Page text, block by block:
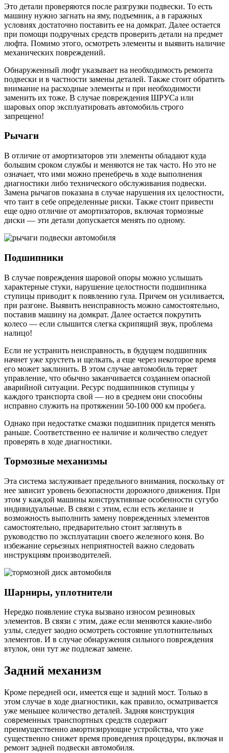
Это детали проверяются после разгрузки подвески. То есть
машину нужно загнать на яму, подъемник, а в гаражных
условиях достаточно поставить ее на домкрат. Далее остается
при помощи подручных средств проверить детали на предмет
люфта. Помимо этого, осмотреть элементы и выявить наличие
механических повреждений.
Обнаруженный люфт указывает на необходимость ремонта
подвески и в частности замены деталей. Также стоит обратить
внимание на расходные элементы и при необходимости
заменить их тоже. В случае повреждения ШРУСа или
шаровых опор эксплуатировать автомобиль строго
запрещено!
Рычаги
В отличие от амортизаторов эти элементы обладают куда
большим сроком службы и меняются не так часто. Но это не
означает, что ими можно пренебречь в ходе выполнения
диагностики либо технического обслуживания подвески.
Замена рычагов показана в случае нарушения их целостности,
что таит в себе определенные риски. Также стоит привести
еще одно отличие от амортизаторов, включая тормозные
диски — эти детали допускается менять по одному.
Подшипники
В случае повреждения шаровой опоры можно услышать
характерные стуки, нарушение целостности подшипника
ступицы приводит к появлению гула. Причем он усиливается,
при разгоне. Выявить неисправность можно самостоятельно,
поставив машину на домкрат. Далее остается покрутить
колесо — если слышится слегка скрипящий звук, проблема
налицо!
Если не устранить неисправность, в будущем подшипник
начнет уже хрустеть и щелкать, а еще через некоторое время
его может заклинить. В этом случае автомобиль теряет
управление, что обычно заканчивается созданием опасной
аварийной ситуации. Ресурс подшипников ступицы у
каждого транспорта свой — но в среднем они способны
исправно служить на протяжении 50-100 000 км пробега.
Однако при недостатке смазки подшипник придется менять
раньше. Соответственно ее наличие и количество следует
проверять в ходе диагностики.
Тормозные механизмы
Эта система заслуживает предельного внимания, поскольку от
нее зависит уровень безопасности дорожного движения. При
этом у каждой машины конструктивные особенности сугубо
индивидуальные. В связи с этим, если есть желание и
возможность выполнить замену поврежденных элементов
самостоятельно, предварительно стоит заглянуть в
руководство по эксплуатации своего железного коня. Во
избежание серьезных неприятностей важно следовать
инструкциям производителей.
Шарниры, уплотнители
Нередко появление стука вызвано износом резиновых
элементов. В связи с этим, даже если меняются какие-либо
узлы, следует заодно осмотреть состояние уплотнительных
элементов. И в случае обнаружения сильного повреждения
втулок, они тут же подлежат замене.
Задний механизм
Кроме передней оси, имеется еще и задний мост. Только в
этом случае в ходе диагностики, как правило, осматривается
уже меньшее количество деталей. Задняя конструкция
современных транспортных средств содержит
преимущественно амортизирующие устройства, что уже
существенно снижет время проведения процедуры, включая и
ремонт задней подвески автомобиля.